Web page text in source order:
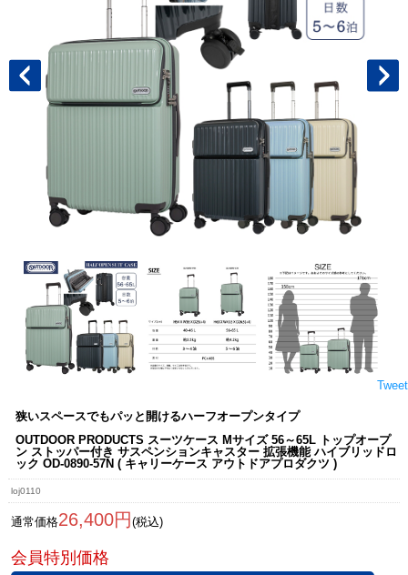
Tweet
狭いスペースでもパッと開けるハーフオープンタイプ
OUTDOOR PRODUCTS スーツケース Mサイズ 56～65L トップオープ
ン ストッパー付き サスペンションキャスター 拡張機能 ハイブリッドロ
ック OD-0890-57N ( キャリーケース アウトドアプロダクツ )
loj0110
通常価格26,400円 (税込)